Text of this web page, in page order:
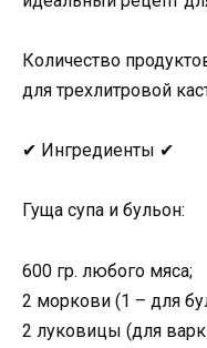
Количество
для трехлитровой
✔ Ингредиенты ✔
Гуща супа и бульон:
600 гр. любого мяса;
2 моркови (1 – для
2 луковицы (для